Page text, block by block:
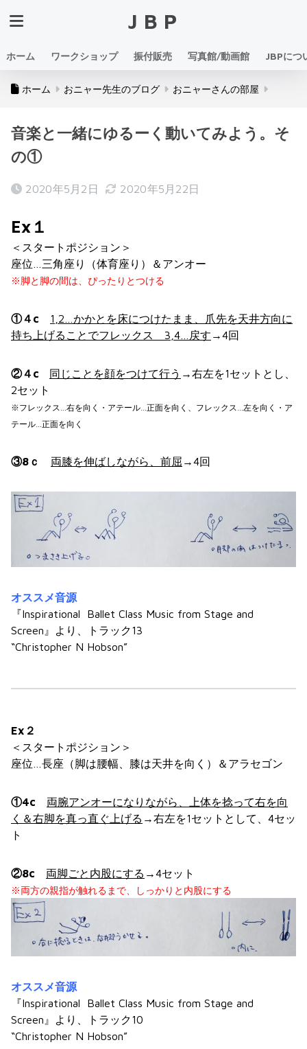
JBP
ホーム ワークショップ 振付販売 写真館/動画館 JBPにつ
ホーム おニャー先生のブログ おニャーさんの部屋
音楽と一緒にゆるーく動いてみよう。そ
の①
2020年5月2日 2020年5月22日
Ex１
＜スタートポジション＞
座位…三角座り（体育座り）＆アンオー
※脚と脚の間は、ぴったりとつける
①４c 1,2…かかとを床につけたまま、爪先を天井方向に
持ち上げることでフレックス 3,4…戻す →4回
②４c 同じことを顔をつけて行う →右左を1セットとし、
2セット
※フレックス…右を向く・アテール…正面を向く、フレックス…左を向く・ア
テール…正面を向く
③8ｃ 両膝を伸ばしながら、前屈 →4回
オススメ音源
『Inspirational
Ballet Class Music from Stage and
Screen』より、トラック13
“Christopher N Hobson”
Ex２
＜スタートポジション＞
座位…長座（脚は腰幅、膝は天井を向く）＆アラセゴン
①4c
両腕アンオーになりながら、上体を捻って右を向
く＆右脚を真っ直ぐ上げる →右左を1セットとして、4セッ
ト
②8c 両脚ごと内股にする →4セット
※両方の親指が触れるまで、しっかりと内股にする
オススメ音源
『Inspirational
Ballet Class Music from Stage and
Screen』より、トラック10
“Christopher N Hobson”